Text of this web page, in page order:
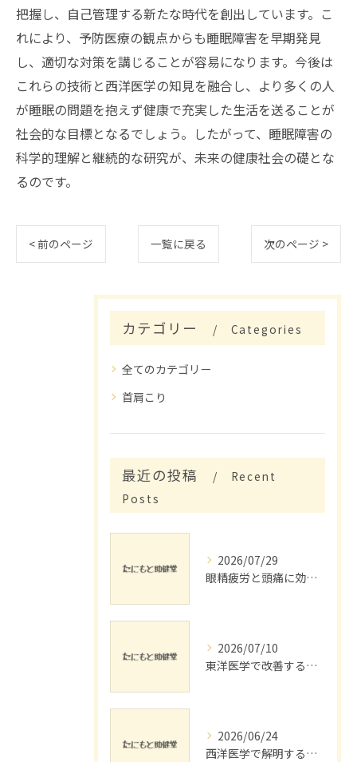
把握し、自己管理する新たな時代を創出しています。こ
れにより、予防医療の観点からも睡眠障害を早期発見
し、適切な対策を講じることが容易になります。今後は
これらの技術と西洋医学の知見を融合し、より多くの人
が睡眠の問題を抱えず健康で充実した生活を送ることが
社会的な目標となるでしょう。したがって、睡眠障害の
科学的理解と継続的な研究が、未来の健康社会の礎とな
るのです。
< 前のページ 一覧に戻る 次のページ >
カテゴリー Categories
全てのカテゴリー
首肩こり
最近の投稿
Recent
Posts
2026/07/29
眼精疲労と頭痛に効くリラックス法
2026/07/10
東洋医学で改善する脚の浮腫とリンパ流し
2026/06/24
西洋医学で解明する睡眠障害対策